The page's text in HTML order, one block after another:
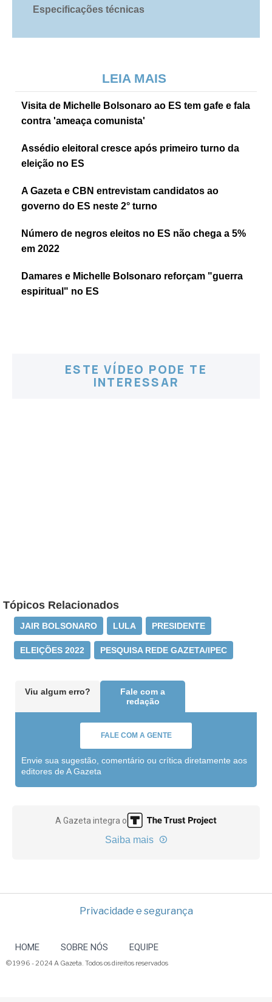
Especificações técnicas
LEIA MAIS
Visita de Michelle Bolsonaro ao ES tem gafe e fala
contra 'ameaça comunista'
Assédio eleitoral cresce após primeiro turno da
eleição no ES
A Gazeta e CBN entrevistam candidatos ao
governo do ES neste 2° turno
Número de negros eleitos no ES não chega a 5%
em 2022
Damares e Michelle Bolsonaro reforçam "guerra
espiritual" no ES
ESTE VÍDEO PODE TE
INTERESSAR
Tópicos Relacionados
JAIR BOLSONARO LULA PRESIDENTE
ELEIÇÕES 2022 PESQUISA REDE GAZETA/IPEC
Viu algum erro?
Fale com a
redação
FALE COM A GENTE
Envie sua sugestão, comentário ou crítica diretamente aos
editores de A Gazeta
A Gazeta integra o
Saiba mais
Privacidade e segurança
HOME SOBRE NÓS EQUIPE
© 1996 - 2024 A Gazeta. Todos os direitos reservados